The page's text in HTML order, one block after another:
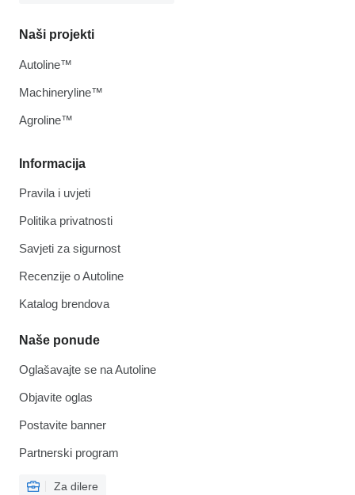
Informacija
Pravila i uvjeti
Politika privatnosti
Savjeti za sigurnost
Recenzije o Autoline
Katalog brendova
Naše ponude
Oglašavajte se na Autoline
Objavite oglas
Postavite banner
Partnerski program
Za dilere
Naši projekti
Autoline™
Machineryline™
Agroline™